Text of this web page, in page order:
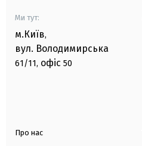
Ми тут:
м.Київ,
вул. Володимирська
61/11, офіс 50
Про нас